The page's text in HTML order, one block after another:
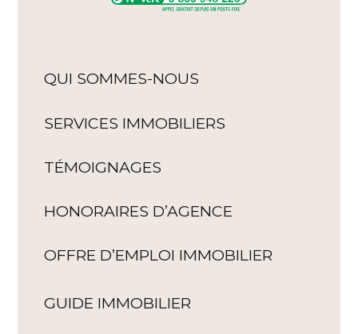
QUI SOMMES-NOUS
SERVICES IMMOBILIERS
TÉMOIGNAGES
HONORAIRES D’AGENCE
OFFRE D’EMPLOI IMMOBILIER
GUIDE IMMOBILIER